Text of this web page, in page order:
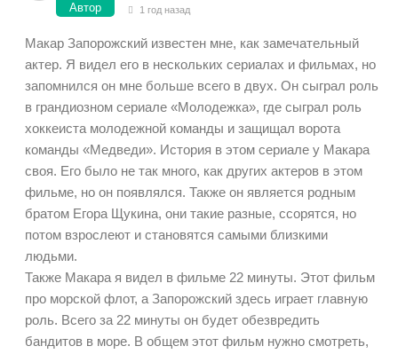
Автор 1 год назад
Макар Запорожский известен мне, как замечательный
актер. Я видел его в нескольких сериалах и фильмах, но
запомнился он мне больше всего в двух. Он сыграл роль
в грандиозном сериале «Молодежка», где сыграл роль
хоккеиста молодежной команды и защищал ворота
команды «Медведи». История в этом сериале у Макара
своя. Его было не так много, как других актеров в этом
фильме, но он появлялся. Также он является родным
братом Егора Щукина, они такие разные, ссорятся, но
потом взрослеют и становятся самыми близкими
людьми.
Также Макара я видел в фильме 22 минуты. Этот фильм
про морской флот, а Запорожский здесь играет главную
роль. Всего за 22 минуты он будет обезвредить
бандитов в море. В общем этот фильм нужно смотреть,